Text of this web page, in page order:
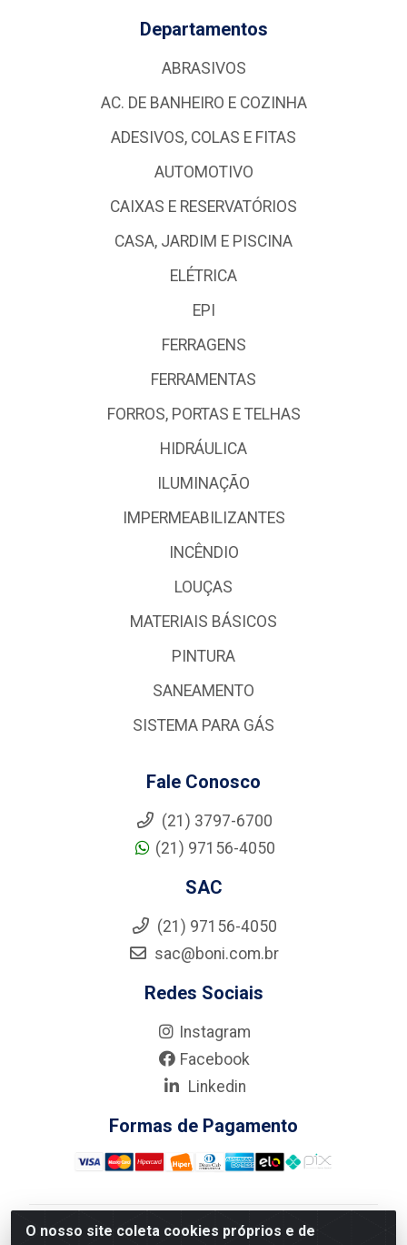
O nosso site coleta cookies próprios e de
Departamentos
ABRASIVOS
AC. DE BANHEIRO E COZINHA
ADESIVOS, COLAS E FITAS
AUTOMOTIVO
CAIXAS E RESERVATÓRIOS
CASA, JARDIM E PISCINA
ELÉTRICA
EPI
FERRAGENS
FERRAMENTAS
FORROS, PORTAS E TELHAS
HIDRÁULICA
ILUMINAÇÃO
IMPERMEABILIZANTES
INCÊNDIO
LOUÇAS
MATERIAIS BÁSICOS
PINTURA
SANEAMENTO
SISTEMA PARA GÁS
Fale Conosco
(21) 3797-6700
(21) 97156-4050
SAC
(21) 97156-4050
sac@boni.com.br
Redes Sociais
Instagram
Facebook
Linkedin
Formas de Pagamento
Nova Boni Distribuidora de Material de Construção LTDA